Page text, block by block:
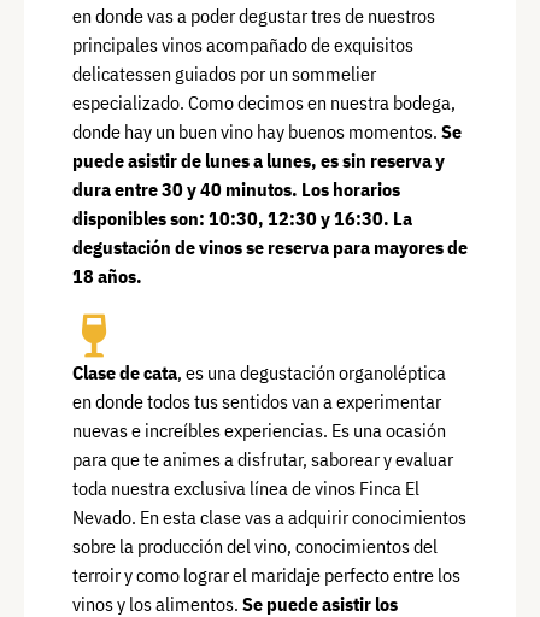
en donde vas a poder degustar tres de nuestros
principales vinos acompañado de exquisitos
delicatessen guiados por un sommelier
especializado. Como decimos en nuestra bodega,
donde hay un buen vino hay buenos momentos. Se
puede asistir de lunes a lunes, es sin reserva y
dura entre 30 y 40 minutos. Los horarios
disponibles son: 10:30, 12:30 y 16:30. La
degustación de vinos se reserva para mayores de
18 años.
Clase de cata, es una degustación organoléptica
en donde todos tus sentidos van a experimentar
nuevas e increíbles experiencias. Es una ocasión
para que te animes a disfrutar, saborear y evaluar
toda nuestra exclusiva línea de vinos Finca El
Nevado. En esta clase vas a adquirir conocimientos
sobre la producción del vino, conocimientos del
terroir y como lograr el maridaje perfecto entre los
vinos y los alimentos. Se puede asistir los